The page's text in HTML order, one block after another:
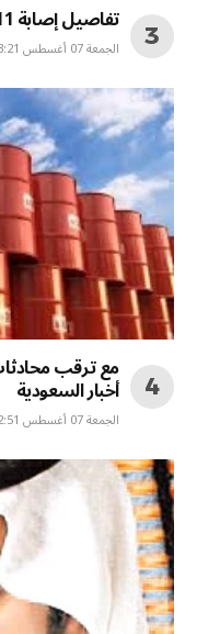
تفاصيل إصابة 11 مدنياً في اعتداءات حوثية على نجران
الجمعة 07 أغسطس 3:21 ص
أخبار السعودية
الجمعة 07 أغسطس 2:51 ص